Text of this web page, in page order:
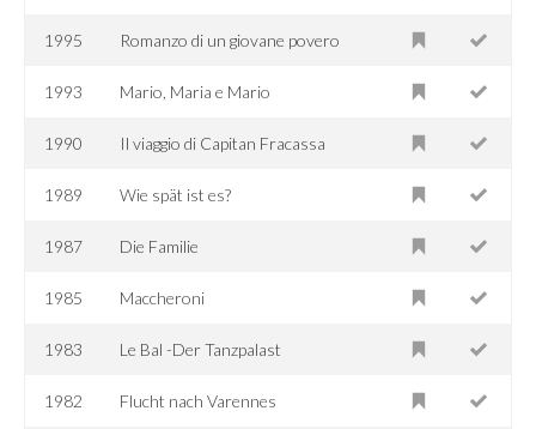
1995 Romanzo di un giovane povero
1993 Mario, Maria e Mario
1990 Il viaggio di Capitan Fracassa
1989 Wie spät ist es?
1987 Die Familie
1985 Maccheroni
1983 Le Bal -Der Tanzpalast
1982 Flucht nach Varennes